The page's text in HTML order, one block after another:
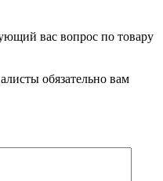
вас вопрос по товару
обязательно вам